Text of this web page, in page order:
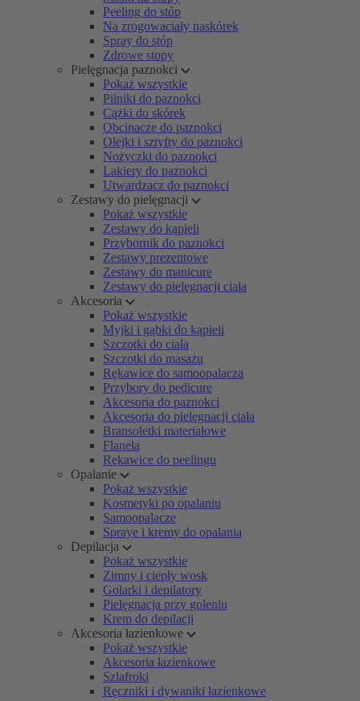
Peeling do stóp
Na zrogowaciały naskórek
Spray do stóp
Zdrowe stopy
Pielęgnacja paznokci
Pokaż wszystkie
Pilniki do paznokci
Cążki do skórek
Obcinacze do paznokci
Olejki i sztyfty do paznokci
Nożyczki do paznokci
Lakiery do paznokci
Utwardzacz do paznokci
Zestawy do pielęgnacji
Pokaż wszystkie
Zestawy do kąpieli
Przybornik do paznokci
Zestawy prezentowe
Zestawy do manicure
Zestawy do pielęgnacji ciała
Akcesoria
Pokaż wszystkie
Myjki i gąbki do kąpieli
Szczotki do ciała
Szczotki do masażu
Rękawice do samoopalacza
Przybory do pedicure
Akcesoria do paznokci
Akcesoria do pielęgnacji ciała
Bransoletki materiałowe
Flanela
Rękawice do peelingu
Opalanie
Pokaż wszystkie
Kosmetyki po opalaniu
Samoopalacze
Spraye i kremy do opalania
Depilacja
Pokaż wszystkie
Zimny i ciepły wosk
Golarki i depilatory
Pielęgnacja przy goleniu
Krem do depilacji
Akcesoria łazienkowe
Pokaż wszystkie
Akcesoria łazienkowe
Szlafroki
Ręczniki i dywaniki łazienkowe